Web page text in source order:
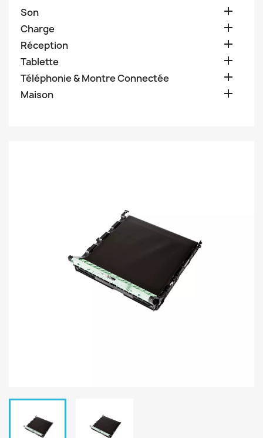
Son 
Charge 
Réception 
Tablette 
Téléphonie & Montre Connectée 
Maison 